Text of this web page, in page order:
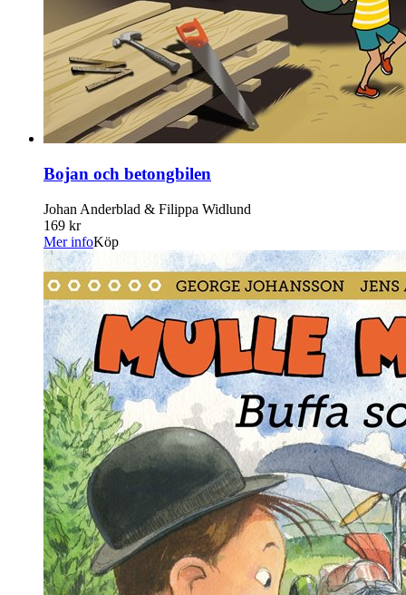
Bojan och betongbilen
Johan Anderblad & Filippa Widlund
169 kr
Mer infoKöp